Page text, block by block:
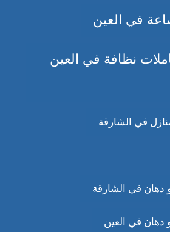
في العين
نظافة في العين
في الشارقة
دهان في الشارقة
دهان في العين